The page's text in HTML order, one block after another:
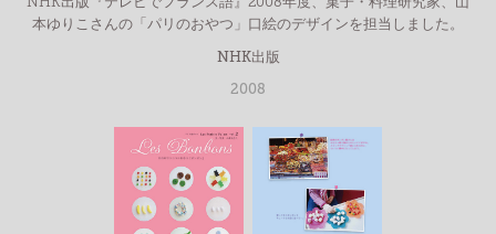
本ゆりこさんの「パリのおやつ」口絵のデザインを担当しました。
NHK出版
2008